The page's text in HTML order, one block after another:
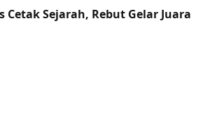
Cetak Sejarah, Rebut Gelar Juara